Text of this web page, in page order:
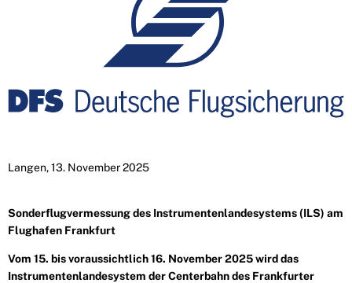
Langen, 13. November 2025
Sonderflugvermessung des Instrumentenlandesystems (ILS) am
Flughafen Frankfurt
Vom 15. bis voraussichtlich 16. November 2025 wird das
Instrumentenlandesystem der Centerbahn des Frankfurter